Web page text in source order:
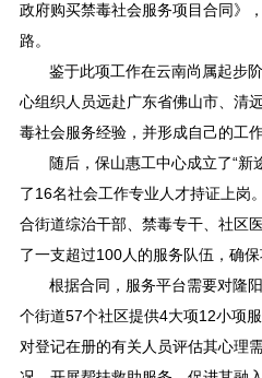
政府购买禁毒社会服务项目合同》
路。
鉴于此项工作在云南尚属起步
心组织人员远赴广东省佛山市、清
毒社会服务经验，并形成自己的工作
随后，保山惠工中心成立了“新
了16名社会工作专业人才持证上岗
合街道综治干部、禁毒专干、社区
了一支超过100人的服务队伍，确保
根据合同，服务平台需要对隆
个街道57个社区提供4大项12小项
对登记在册的有关人员评估其心理